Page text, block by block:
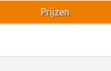
Prijzen